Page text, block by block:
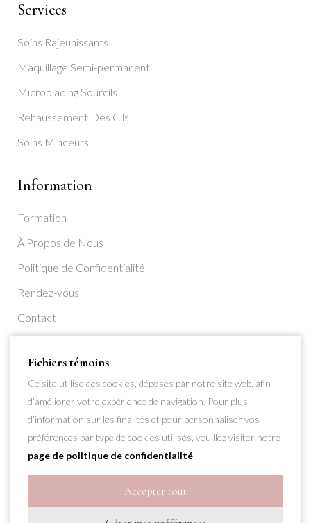
Services
Soins Rajeunissants
Maquillage Semi-permanent
Microblading Sourcils
Rehaussement Des Cils
Soins Minceurs
Information
Formation
À Propos de Nous
Politique de Confidentialité
Rendez-vous
Contact
S’inscrire
Fichiers témoins
Ce site utilise des cookies, déposés par notre site web, afin
d’améliorer votre expérience de navigation. Pour plus
d’information sur les finalités et pour personnaliser vos
préférences par type de cookies utilisés, veuillez visiter notre
page de politique de confidentialité.
Accepter tout